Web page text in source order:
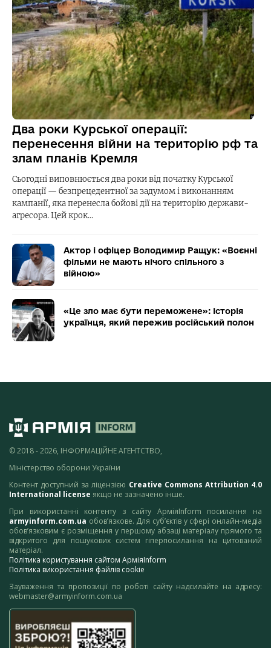
Два роки Курської операції:
перенесення війни на територію рф та
злам планів Кремля
Сьогодні виповнюється два роки від початку Курської
операції — безпрецедентної за задумом і виконанням
кампанії, яка перенесла бойові дії на територію держави-
агресора. Цей крок…
Актор і офіцер Володимир Ращук: «Воєнні
фільми не мають нічого спільного з
війною»
«Це зло має бути переможене»: історія
українця, який пережив російський полон
© 2018 - 2026, ІНФОРМАЦІЙНЕ АГЕНТСТВО,
Міністерство оборони України
Контент доступний за ліцензією Creative Commons Attribution 4.0
International license якщо не зазначено інше.
При використанні контенту з сайту АрміяInform посилання на
armyinform.com.ua обов’язкове. Для суб’єктів у сфері онлайн-медіа
обов’язковим є розміщення у першому абзаці матеріалу прямого та
відкритого для пошукових систем гіперпосилання на цитований
матеріал.
Політика користування сайтом АрміяInform
Політика використання файлів cookie
Зауваження та пропозиції по роботі сайту надсилайте на адресу:
webmaster@armyinform.com.ua